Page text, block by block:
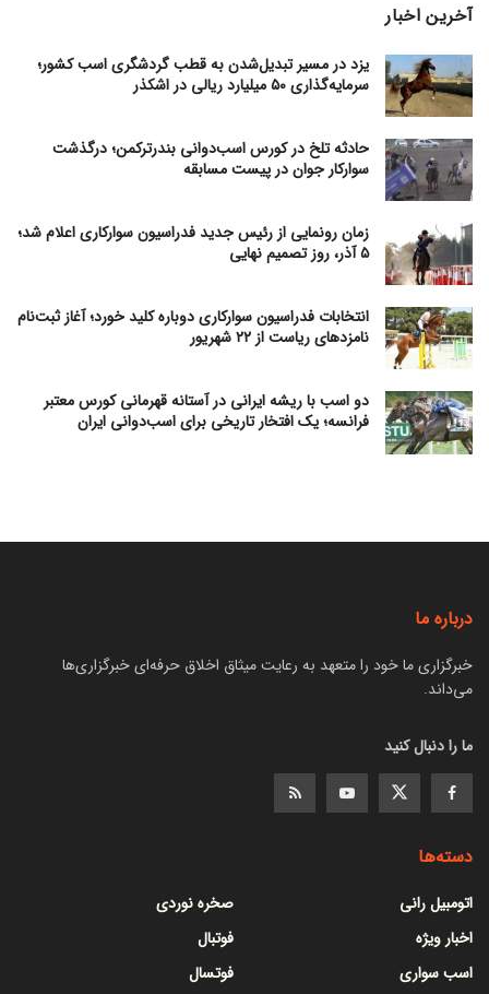
آخرین اخبار
یزد در مسیر تبدیل‌شدن به قطب گردشگری اسب کشور؛
سرمایه‌گذاری ۵۰ میلیارد ریالی در اشکذر
حادثه تلخ در کورس اسب‌دوانی بندرترکمن؛ درگذشت
سوارکار جوان در پیست مسابقه
زمان رونمایی از رئیس جدید فدراسیون سوارکاری اعلام شد؛
۵ آذر، روز تصمیم نهایی
انتخابات فدراسیون سوارکاری دوباره کلید خورد؛ آغاز ثبت‌نام
نامزدهای ریاست از ۲۲ شهریور
دو اسب با ریشه ایرانی در آستانه قهرمانی کورس معتبر
فرانسه؛ یک افتخار تاریخی برای اسب‌دوانی ایران
درباره ما
خبرگزاری ما خود را متعهد به رعایت میثاق اخلاق حرفه‌ای خبرگزاری‌ها
می‌داند.
ما را دنبال کنید
دسته‌ها
اتومبیل رانی
اخبار ویژه
اسب سواری
صخره نوردی
فوتبال
فوتسال